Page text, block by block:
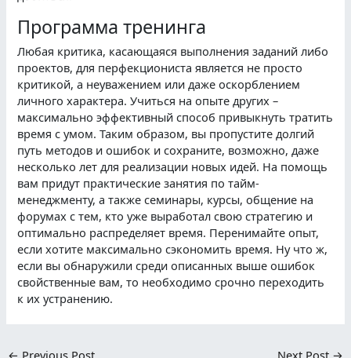
Программа тренинга
Любая критика, касающаяся выполнения заданий либо
проектов, для перфекциониста является не просто
критикой, а неуважением или даже оскорблением
личного характера. Учиться на опыте других –
максимально эффективный способ привыкнуть тратить
время с умом. Таким образом, вы пропустите долгий
путь методов и ошибок и сохраните, возможно, даже
несколько лет для реализации новых идей. На помощь
вам придут практические занятия по тайм-
менеджменту, а также семинары, курсы, общение на
форумах с тем, кто уже выработал свою стратегию и
оптимально распределяет время. Перенимайте опыт,
если хотите максимально сэкономить время. Ну что ж,
если вы обнаружили среди описанных выше ошибок
свойственные вам, то необходимо срочно переходить
к их устранению.
← Previous Post Next Post →